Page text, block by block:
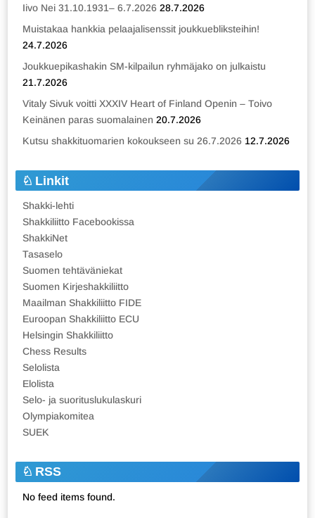
Iivo Nei 31.10.1931– 6.7.2026 28.7.2026
Muistakaa hankkia pelaajalisenssit joukkuebliksteihin!
24.7.2026
Joukkuepikashakin SM-kilpailun ryhmäjako on julkaistu
21.7.2026
Vitaly Sivuk voitti XXXIV Heart of Finland Openin – Toivo
Keinänen paras suomalainen 20.7.2026
Kutsu shakkituomarien kokoukseen su 26.7.2026 12.7.2026
Linkit
Shakki-lehti
Shakkiliitto Facebookissa
ShakkiNet
Tasaselo
Suomen tehtäväniekat
Suomen Kirjeshakkiliitto
Maailman Shakkiliitto FIDE
Euroopan Shakkiliitto ECU
Helsingin Shakkiliitto
Chess Results
Selolista
Elolista
Selo- ja suorituslukulaskuri
Olympiakomitea
SUEK
RSS
No feed items found.